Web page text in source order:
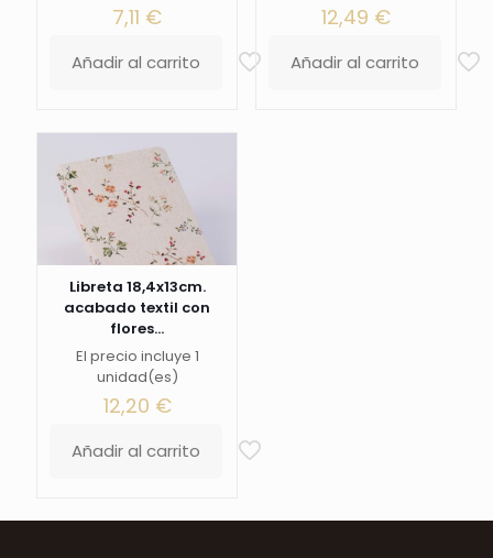
7,11 €
Añadir al carrito
12,49 €
Añadir al carrito
Libreta 18,4x13cm.
acabado textil con
flores...
El precio incluye 1
unidad(es)
12,20 €
Añadir al carrito